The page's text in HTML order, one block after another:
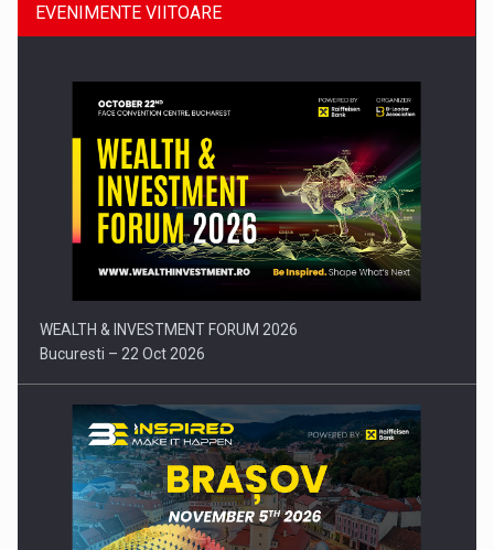
Comunicat de presa: Joburile part-time reincep sa intre pe…
EVENIMENTE VIITOARE
WEALTH & INVESTMENT FORUM 2026
Bucuresti – 22 Oct 2026